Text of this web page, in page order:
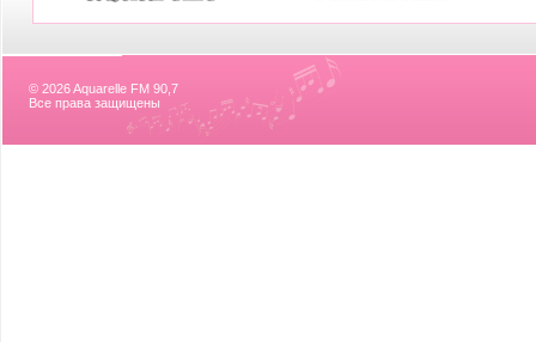
© 2026 Aquarelle FM 90,7
Все права защищены